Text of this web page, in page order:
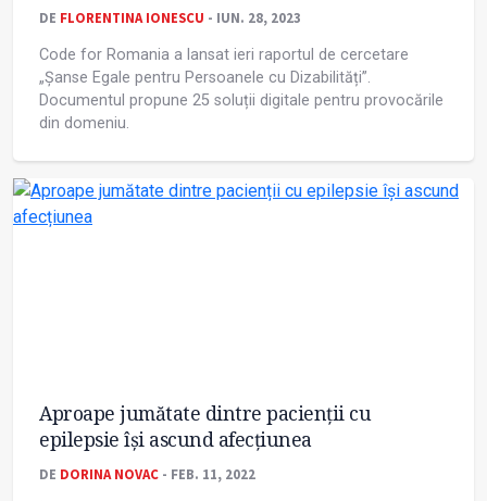
DE FLORENTINA IONESCU - IUN. 28, 2023
Code for Romania a lansat ieri raportul de cercetare
„Șanse Egale pentru Persoanele cu Dizabilități”.
Documentul propune 25 soluții digitale pentru provocările
din domeniu.
Aproape jumătate dintre pacienții cu
epilepsie își ascund afecțiunea
DE DORINA NOVAC - FEB. 11, 2022